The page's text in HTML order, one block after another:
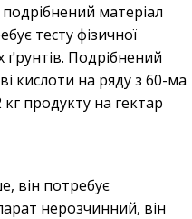
матеріал
тесту фізичної
ґрунтів. Подрібнений
кислоти на ряду з 60-ма
продукту на гектар
він потребує
нерозчинний, він